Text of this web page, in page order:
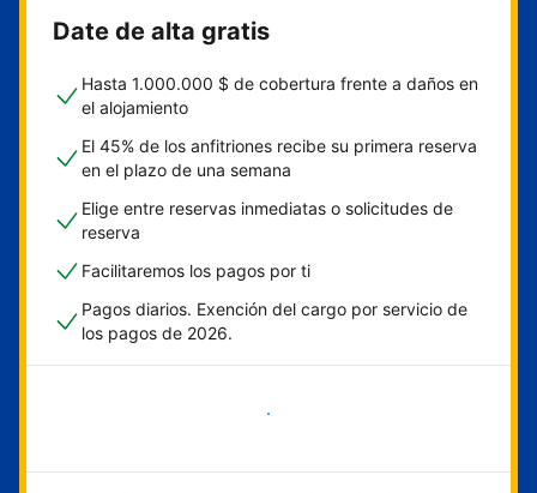
Date de alta gratis
Hasta 1.000.000 $ de cobertura frente a daños en
el alojamiento
El 45% de los anfitriones recibe su primera reserva
en el plazo de una semana
Elige entre reservas inmediatas o solicitudes de
reserva
Facilitaremos los pagos por ti
Pagos diarios. Exención del cargo por servicio de
los pagos de 2026.
Empieza ahora